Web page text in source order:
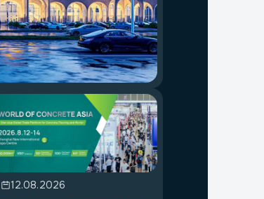
12.08.2026